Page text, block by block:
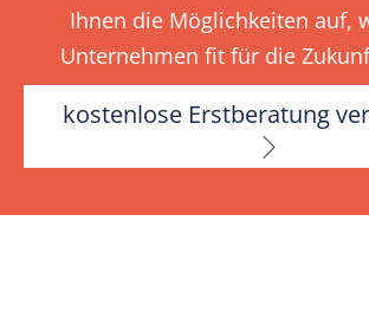
Ihnen die Möglichkeiten auf,
Unternehmen fit für die
kostenlose Erstberatung